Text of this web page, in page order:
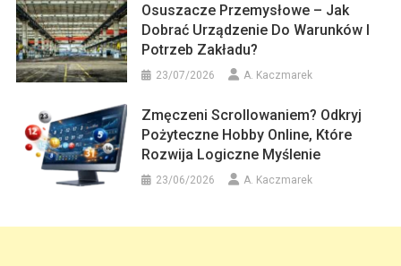
Osuszacze Przemysłowe – Jak
Dobrać Urządzenie Do Warunków I
Potrzeb Zakładu?
23/07/2026 A. Kaczmarek
Zmęczeni Scrollowaniem? Odkryj
Pożyteczne Hobby Online, Które
Rozwija Logiczne Myślenie
23/06/2026 A. Kaczmarek